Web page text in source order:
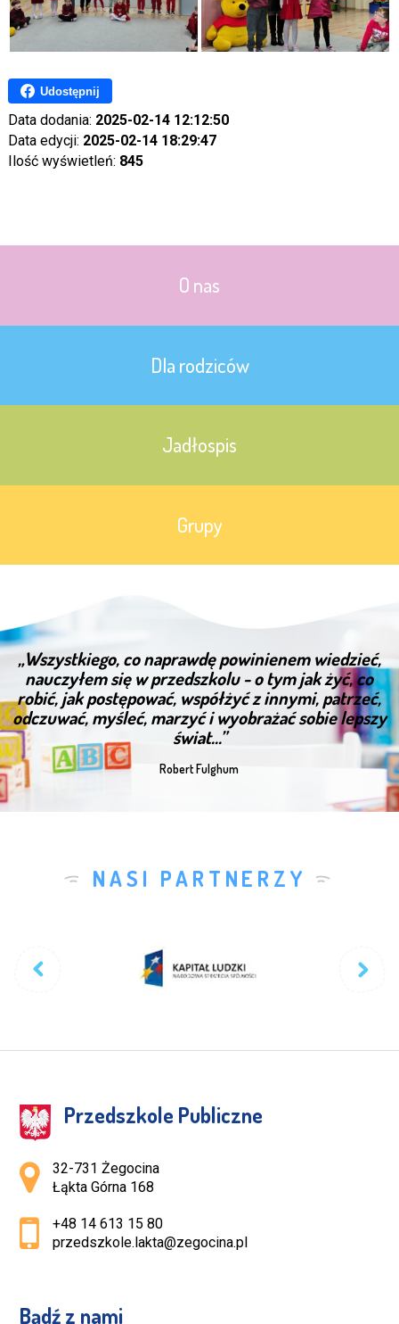
Udostępnij
Data dodania: 2025-02-14 12:12:50
Data edycji: 2025-02-14 18:29:47
Ilość wyświetleń: 845
O nas
Dla rodziców
Jadłospis
Grupy
„Wszystkiego, co naprawdę powinienem wiedzieć,
nauczyłem się w przedszkolu - o tym jak żyć, co
robić, jak postępować, współżyć z innymi, patrzeć,
odczuwać, myśleć, marzyć i wyobrażać sobie lepszy
świat...”
Robert Fulghum
NASI PARTNERZY
Przedszkole Publiczne
Adres pocztowy:
32-731 Żegocina
Łąkta Górna 168
+48 14 613 15 80
przedszkole.lakta@zegocina.pl
Bądź z nami